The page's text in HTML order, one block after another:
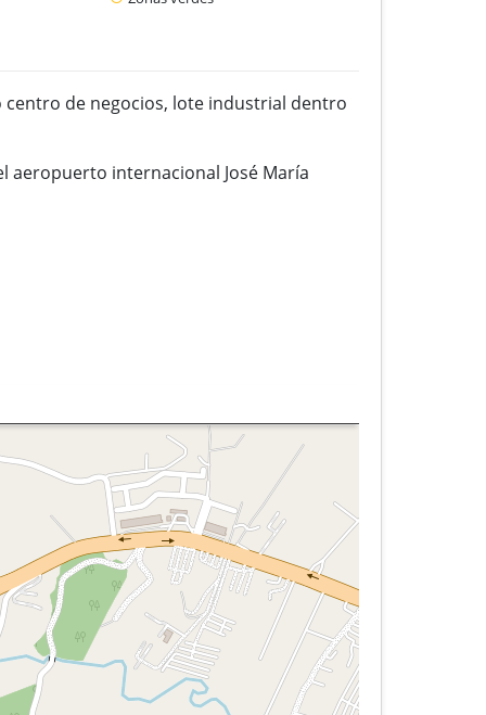
centro de negocios, lote industrial dentro
aeropuerto internacional José María